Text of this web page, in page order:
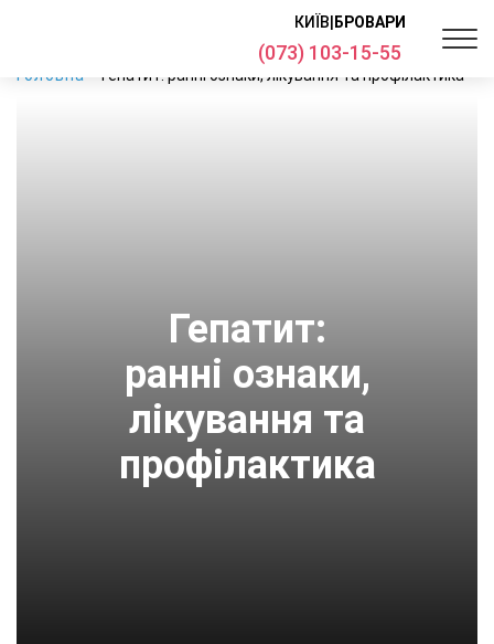
КИЇВ БРОВАРИ
(073) 103-15-55
Головна Гепатит: ранні ознаки, лікування та профілактика
Гепатит:
ранні ознаки,
лікування та
профілактика